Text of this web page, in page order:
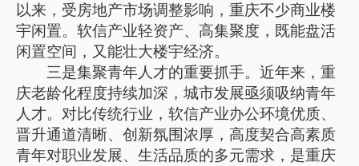
以来，受房地产市场调整影响，重庆不少商业楼
宇闲置。软信产业轻资产、高集聚度，既能盘活
闲置空间，又能壮大楼宇经济。
三是集聚青年人才的重要抓手。近年来，重
庆老龄化程度持续加深，城市发展亟须吸纳青年
人才。对比传统行业，软信产业办公环境优质、
晋升通道清晰、创新氛围浓厚，高度契合高素质
青年对职业发展、生活品质的多元需求，是重庆